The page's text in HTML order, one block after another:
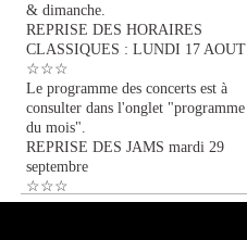
& dimanche.
REPRISE DES HORAIRES
CLASSIQUES : LUNDI 17 AOUT
☆☆☆
Le programme des concerts est à
consulter dans l'onglet "programme
du mois".
REPRISE DES JAMS mardi 29
septembre
☆☆☆